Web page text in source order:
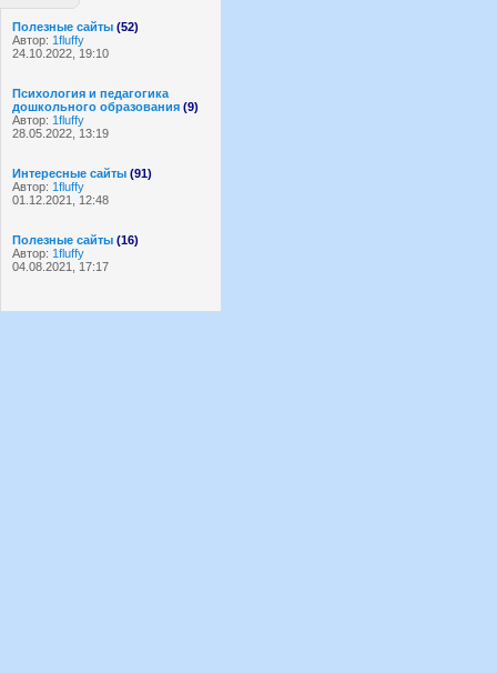
Полезные сайты (52)
Автор: 1fluffy
24.10.2022, 19:10
Психология и педагогика
дошкольного образования (9)
Автор: 1fluffy
28.05.2022, 13:19
Интересные сайты (91)
Автор: 1fluffy
01.12.2021, 12:48
Полезные сайты (16)
Автор: 1fluffy
04.08.2021, 17:17